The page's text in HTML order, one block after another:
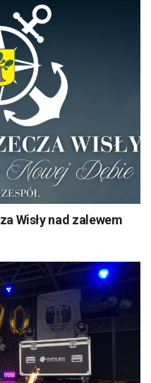
Wisły nad zalewem